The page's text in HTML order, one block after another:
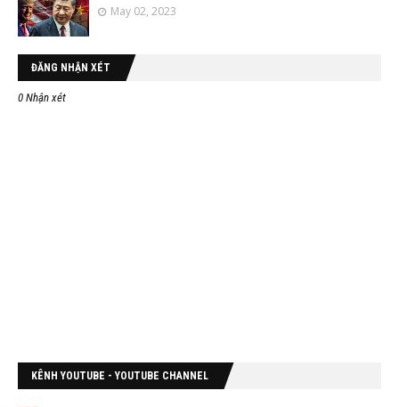
May 02, 2023
ĐĂNG NHẬN XÉT
0 Nhận xét
KÊNH YOUTUBE - YOUTUBE CHANNEL